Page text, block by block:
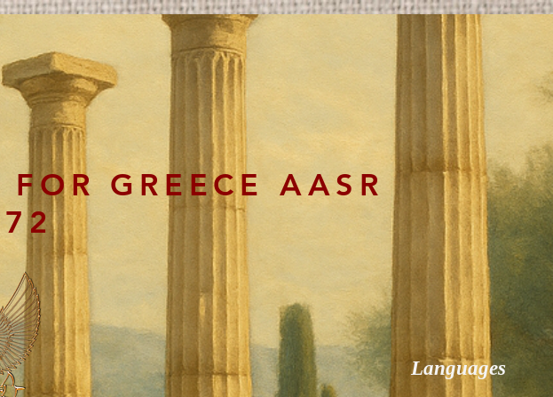
GREECE AASR
Languages